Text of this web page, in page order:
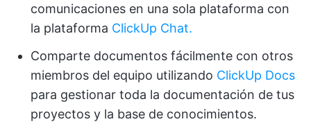
comunicaciones en una sola plataforma con
la plataforma ClickUp Chat.
Comparte documentos fácilmente con otros
miembros del equipo utilizando ClickUp Docs
para gestionar toda la documentación de tus
proyectos y la base de conocimientos.